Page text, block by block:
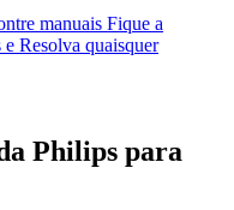
manuais Fique a
e Resolva quaisquer
Philips para